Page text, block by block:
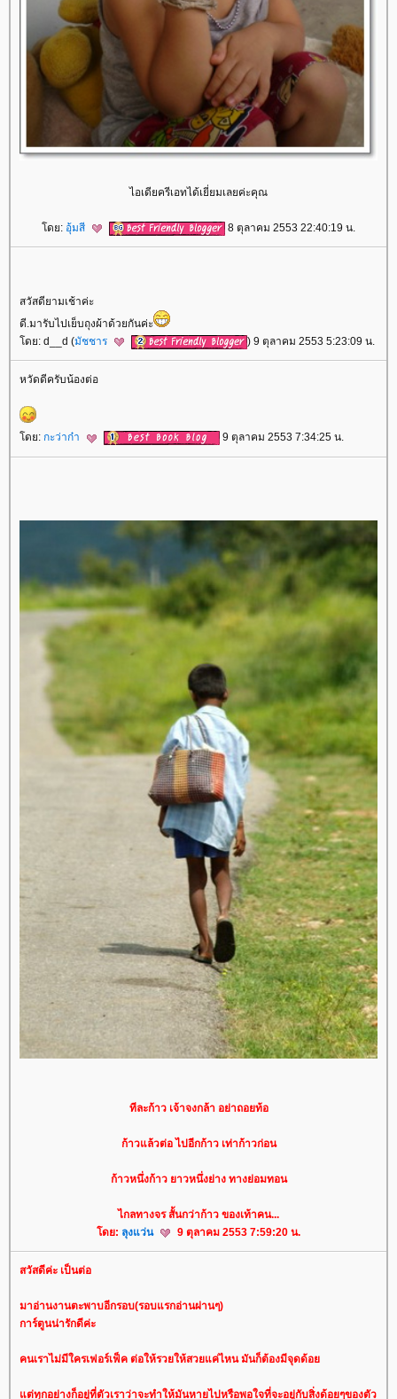
ไอเดียครีเอทได้เยี่ยมเลยค่ะคุณ
ดย: อุ้มสี 8 ตุลาคม 2553 22:40:19 น.
สวัสดียามเช้าค่ะ
ดี.มารับไปเย็บถุงผ้าด้วยกันค่ะ
ดย: d__d (มัชชาร ) 9 ตุลาคม 2553 5:23:09 น.
หวัดดีครับน้องต่อ
ดย: กะว่าก๋า 9 ตุลาคม 2553 7:34:25 น.
ทีละก้าว เจ้าจงกล้า อย่าถอยท้อ
ก้าวแล้วต่อ ไปอีกก้าว เท่าก้าวก่อน
ก้าวหนึ่งก้าว ยาวหนึ่งย่าง ทางย่อมทอน
ไกลทางจร สั้นกว่าก้าว ของเท้าคน...
ดย: ลุงแว่น 9 ตุลาคม 2553 7:59:20 น.
สวัสดีค่ะ เป็นต่อ
มาอ่านงานตะพาบอีกรอบ(รอบแรกอ่านผ่านๆ)
การ์ตูนน่ารักดีค่ะ
คนเราไม่มีใครเฟอร์เฟ็ค ต่อให้รวยให้สวยแค่ไหน มันก็ต้องมีจุดด้อ
ต่ทุกอย่างก็อยู่ที่ตัวเราว่าจะทำให้มันหายไปหรือพอใจที่จะอยู่กับสิ่งด้อยๆของตัว